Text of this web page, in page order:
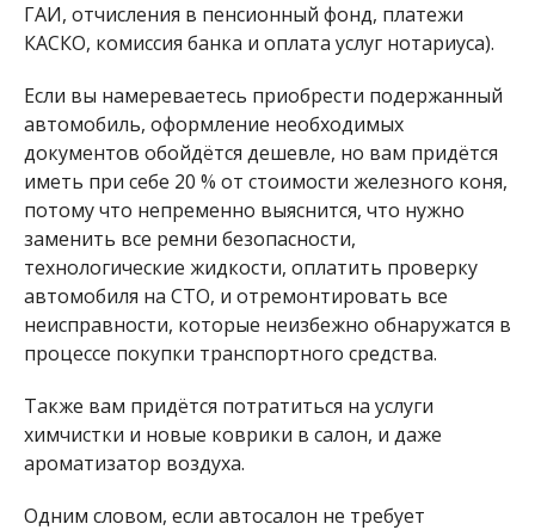
ГАИ, отчисления в пенсионный фонд, платежи
КАСКО, комиссия банка и оплата услуг нотариуса).
Если вы намереваетесь приобрести подержанный
автомобиль, оформление необходимых
документов обойдётся дешевле, но вам придётся
иметь при себе 20 % от стоимости железного коня,
потому что непременно выяснится, что нужно
заменить все ремни безопасности,
технологические жидкости, оплатить проверку
автомобиля на СТО, и отремонтировать все
неисправности, которые неизбежно обнаружатся в
процессе покупки транспортного средства.
Также вам придётся потратиться на услуги
химчистки и новые коврики в салон, и даже
ароматизатор воздуха.
Одним словом, если автосалон не требует